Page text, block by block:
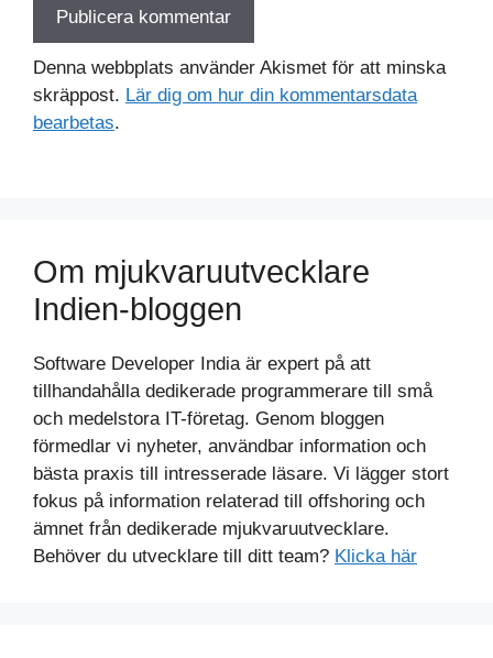
Denna webbplats använder Akismet för att minska
skräppost. Lär dig om hur din kommentarsdata
bearbetas.
Om mjukvaruutvecklare
Indien-bloggen
Software Developer India är expert på att
tillhandahålla dedikerade programmerare till små
och medelstora IT-företag. Genom bloggen
förmedlar vi nyheter, användbar information och
bästa praxis till intresserade läsare. Vi lägger stort
fokus på information relaterad till offshoring och
ämnet från dedikerade mjukvaruutvecklare.
Behöver du utvecklare till ditt team? Klicka här